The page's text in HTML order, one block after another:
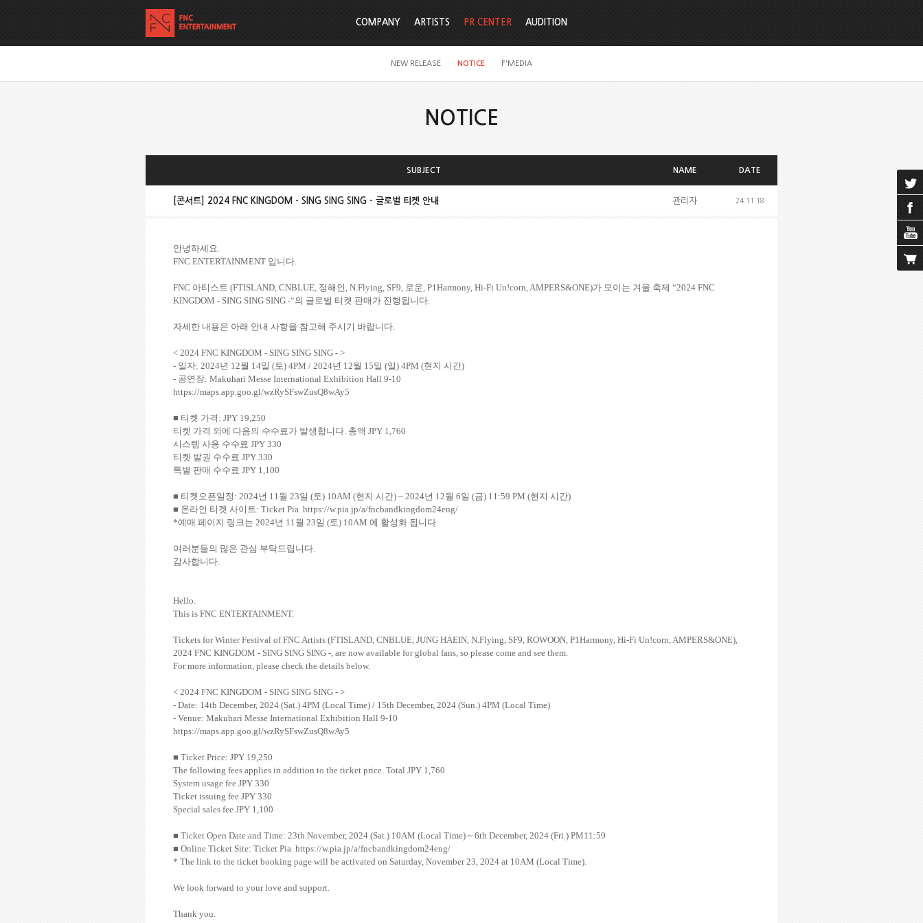
COMPANY ARTISTS PR CENTER
NEW RELEASE NOTICE F'MEDIA
AUDITION
NOTICE
SUBJECT NAME DATE
[콘서트] 2024 FNC KINGDOM - SING SING SING - 글로벌 티켓 안내 관리자 24.11.18
안녕하세요.
FNC ENTERTAINMENT 입니다.
FNC 아티스트 (FTISLAND, CNBLUE, 정해인 , N.Flying, SF9, 로운, P1Harmony, Hi-Fi Un!corn, AMPERS&ONE)가 모이는 겨울 축제 “2024 FNC
KINGDOM - SING SING SING -“의 글로벌 티켓 판매가 진행됩니다.
자세한 내용은 아래 안내 사항을 참고해 주시기 바랍니다.
< 2024 FNC KINGDOM - SING SING SING - >
- 일자: 2024년 12월 14일 (토) 4PM / 2024년 12월 15일 (일) 4PM (현지 시간)
- 공연장: Makuhari Messe International Exhibition Hall 9-10
https://maps.app.goo.gl/wzRySFswZusQ8wAy5
■ 티켓 가격 : JPY 19,250
티켓 가격 외에 다음의 수수료가 발생합니다. 총액 JPY 1,760
시스템 사용 수수료 JPY 330
티켓 발권 수수료 JPY 330
특별 판매 수수료 JPY 1,100
■ 티켓오픈일정 : 2024년 11월 23일 (토) 10AM (현지 시간) ~ 2024년 12월 6일 (금) 11:59 PM (현지 시간)
■ 온라인 티켓 사이트: Ticket Pia https://w.pia.jp/a/fncbandkingdom24eng/
*예매 페이지 링크는 2024년 11월 23일 (토) 10AM 에 활성화 됩니다.
여러분들의 많은 관심 부탁드립니다.
감사합니다.
Hello.
This is FNC ENTERTAINMENT.
Tickets for Winter Festival of FNC Artists (FTISLAND, CNBLUE, JUNG HAEIN, N.Flying, SF9, ROWOON, P1Harmony, Hi-Fi Un!corn, AMPERS&ONE),
2024 FNC KINGDOM - SING SING SING -, are now available for global fans, so please come and see them.
For more information, please check the details below.
< 2024 FNC KINGDOM - SING SING SING - >
- Date: 14th December, 2024 (Sat.) 4PM (Local Time) / 15th December, 2024 (Sun.) 4PM (Local Time)
- Venue: Makuhari Messe International Exhibition Hall 9-10
https://maps.app.goo.gl/wzRySFswZusQ8wAy5
■ Ticket Price: JPY 19,250
The following fees applies in addition to the ticket price. Total JPY 1,760
System usage fee JPY 330
Ticket issuing fee JPY 330
Special sales fee JPY 1,100
■ Ticket Open Date and Time: 23th November, 2024 (Sat.) 10AM (Local Time) ~ 6th December, 2024 (Fri.) PM11:59
■ Online Ticket Site: Ticket Pia https://w.pia.jp/a/fncbandkingdom24eng/
* The link to the ticket booking page will be activated on Saturday, November 23, 2024 at 10AM (Local Time).
We look forward to your love and support.
Thank you.